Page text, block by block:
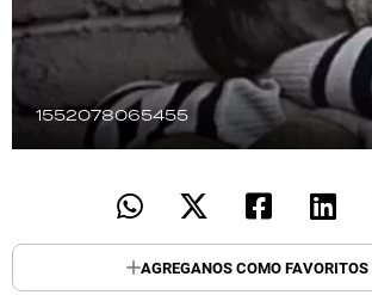
1552078065455
AGREGANOS COMO FAVORITOS